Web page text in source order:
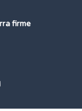
firme